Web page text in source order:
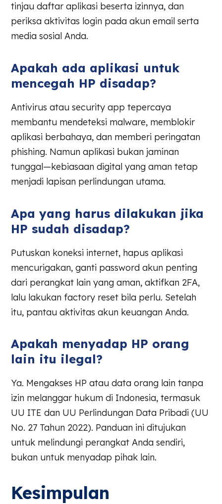
tinjau daftar aplikasi beserta izinnya, dan
periksa aktivitas login pada akun email serta
media sosial Anda.
Apakah ada aplikasi untuk
mencegah HP disadap?
Antivirus atau security app tepercaya
membantu mendeteksi malware, memblokir
aplikasi berbahaya, dan memberi peringatan
phishing. Namun aplikasi bukan jaminan
tunggal—kebiasaan digital yang aman tetap
menjadi lapisan perlindungan utama.
Apa yang harus dilakukan jika
HP sudah disadap?
Putuskan koneksi internet, hapus aplikasi
mencurigakan, ganti password akun penting
dari perangkat lain yang aman, aktifkan 2FA,
lalu lakukan factory reset bila perlu. Setelah
itu, pantau aktivitas akun keuangan Anda.
Apakah menyadap HP orang
lain itu ilegal?
Ya. Mengakses HP atau data orang lain tanpa
izin melanggar hukum di Indonesia, termasuk
UU ITE dan UU Perlindungan Data Pribadi (UU
No. 27 Tahun 2022). Panduan ini ditujukan
untuk melindungi perangkat Anda sendiri,
bukan untuk menyadap pihak lain.
Kesimpulan